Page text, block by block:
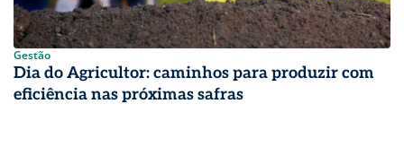
Gestão
Dia do Agricultor: caminhos para produzir com
eficiência nas próximas safras